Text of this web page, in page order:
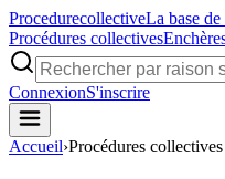
ProcedurecollectiveLa base
Procédures collectives
ConnexionS'inscrire
Accueil›Procédures collectives